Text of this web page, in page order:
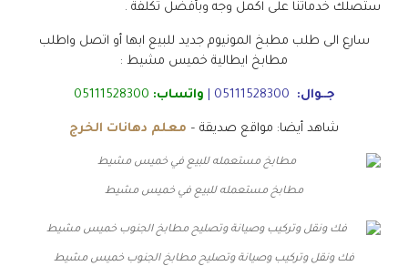
ستصلك خدماتنا على اكمل وجه وبأفضل تكلفة .
سارع الى طلب مطبخ المونيوم جديد للبيع ابها أو اتصل واطلب
مطابخ ايطالية خميس مشيط :
جــوال: 05111528300 واتساب: 05111528300
شاهد أيضا: مواقع صديقة – معلم دهانات الخرج
مطابخ مستعمله للبيع في خميس مشيط
فك ونقل وتركيب وصيانة وتصليح مطابخ الجنوب خميس مشيط